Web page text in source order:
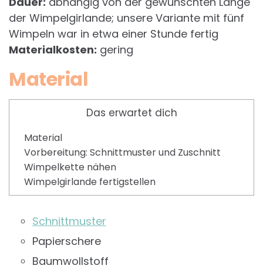
der Wimpelgirlande; unsere Variante mit fünf
Wimpeln war in etwa einer Stunde fertig
Materialkosten: gering
Material
Das erwartet dich
Material
Vorbereitung: Schnittmuster und Zuschnitt
Wimpelkette nähen
Wimpelgirlande fertigstellen
Schnittmuster
Papierschere
Baumwollstoff